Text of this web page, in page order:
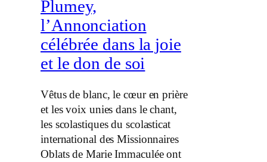
Plumey,
l’Annonciation
célébrée dans la joie
et le don de soi
Vêtus de blanc, le cœur en prière
et les voix unies dans le chant,
les scolastiques du scolasticat
international des Missionnaires
Oblats de Marie Immaculée ont